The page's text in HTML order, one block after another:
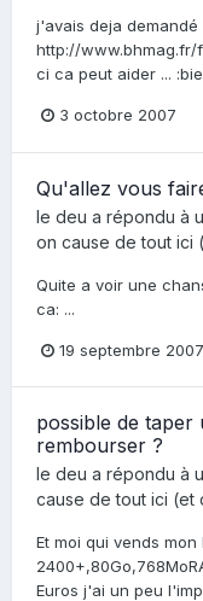
j'avais deja
http://www.bhmag.fr/
ci ca peut aider ...
3 octobre 2007
Qu'allez vous
le deu a répondu à
on cause de tout ici
Quite a voir une
ca: ...
19 septembre 2007
possible de taper
rembourser ?
le deu a répondu à
cause de tout ici (et
Et moi qui vends mon
Euros j'ai un peu